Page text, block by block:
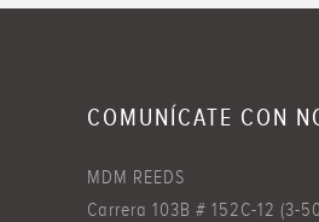
COMUNÍCATE CON
MDM REEDS
Carrera 103B # 152C-12 (3-